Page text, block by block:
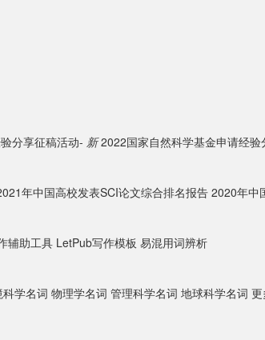
分享征稿活动- 新 2022国家自然科学基金申请经验
年中国高校发表SCI论文综合排名报告 2020年中
辅助工具 LetPub写作模板 易混用词辨析
学名词 物理学名词 管理科学名词 地球科学名词